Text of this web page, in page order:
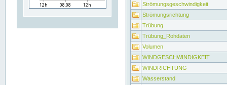
Strömungsgeschwindigkeit
Strömungsrichtung
Trübung
Trübung_Rohdaten
Volumen
WINDGESCHWINDIGKEIT
WINDRICHTUNG
Wasserstand